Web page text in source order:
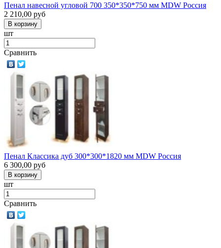
Пенал навесной угловой 700 350*350*750 мм MDW Россия
2 210,00 руб
шт
Сравнить
Пенал Классика дуб 300*300*1820 мм MDW Россия
6 300,00 руб
шт
Сравнить